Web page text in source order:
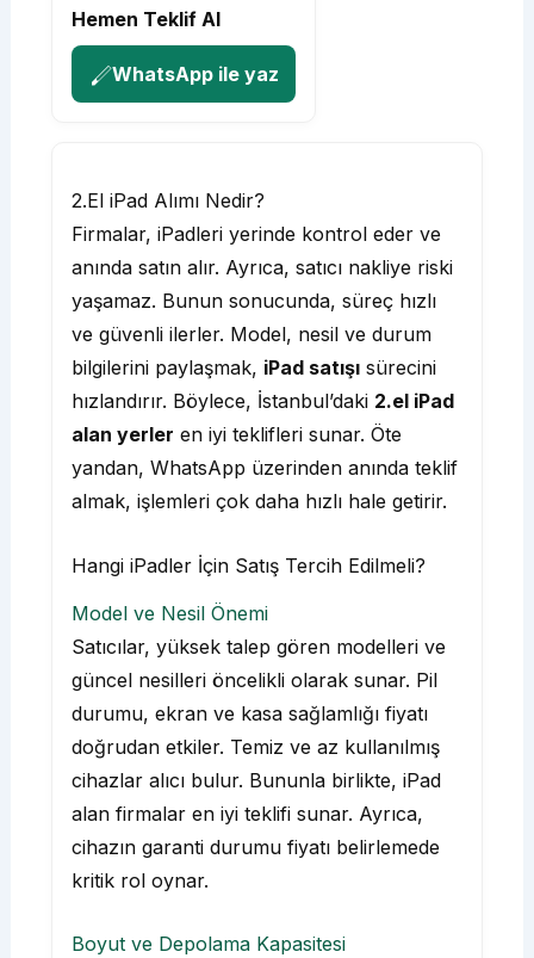
Hemen Teklif Al
WhatsApp ile yaz
2.El iPad Alımı Nedir?
Firmalar, iPadleri yerinde kontrol eder ve
anında satın alır. Ayrıca, satıcı nakliye riski
yaşamaz. Bunun sonucunda, süreç hızlı
ve güvenli ilerler. Model, nesil ve durum
bilgilerini paylaşmak, iPad satışısürecini
hızlandırır. Böylece, İstanbul’daki 2.el iPad
alan yerler en iyi teklifleri sunar. Öte
yandan, WhatsApp üzerinden anında teklif
almak, işlemleri çok daha hızlı hale getirir.
Hangi iPadler İçin Satış Tercih Edilmeli?
Model ve Nesil Önemi
Satıcılar, yüksek talep gören modelleri ve
güncel nesilleri öncelikli olarak sunar. Pil
durumu, ekran ve kasa sağlamlığı fiyatı
doğrudan etkiler. Temiz ve az kullanılmış
cihazlar alıcı bulur. Bununla birlikte, iPad
alan firmalar en iyi teklifi sunar. Ayrıca,
cihazın garanti durumu fiyatı belirlemede
kritik rol oynar.
Boyut ve Depolama Kapasitesi